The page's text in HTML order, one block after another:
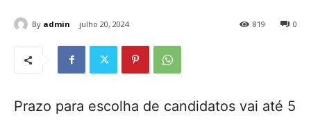
By admin julho 20, 2024 0
819
Prazo para escolha de candidatos vai até 5